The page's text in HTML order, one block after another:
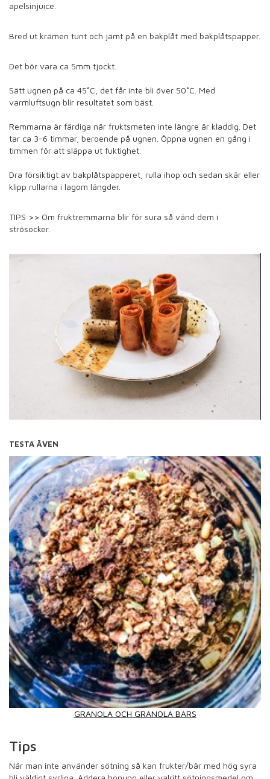
apelsinjuice.
Bred ut krämen tunt och jämt på en bakplåt med bakplåtspapper.
Det bör vara ca 5mm tjockt.
Sätt ugnen på ca 45˚C, det får inte bli över 50˚C. Med
varmluftsugn blir resultatet som bäst.
Remmarna är färdiga när fruktsmeten inte längre är kladdig. Det
tar ca 3-6 timmar, beroende på ugnen. Öppna ugnen en gång i
timmen för att släppa ut fuktighet.
Dra försiktigt av bakplåtspapperet, rulla ihop och sedan skär eller
klipp rullarna i lagom längder.
TIPS >> Om fruktremmarna blir för sura så vänd dem i
strösocker.
TESTA ÄVEN
GRANOLA OCH GRANOLA BARS
Tips
När man inte använder sötning så kan frukter/bär med hög syra